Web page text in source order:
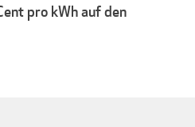
pro kWh auf den